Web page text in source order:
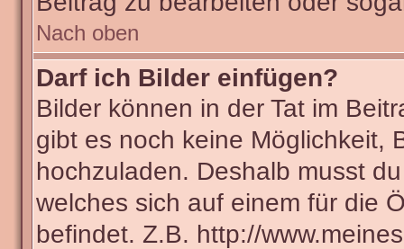
Nach oben
Darf ich Bilder einfügen?
Bilder können in der Tat im
gibt es noch keine Möglichkeit,
hochzuladen. Deshalb musst
welches sich auf einem für die
befindet. Z.B. http://